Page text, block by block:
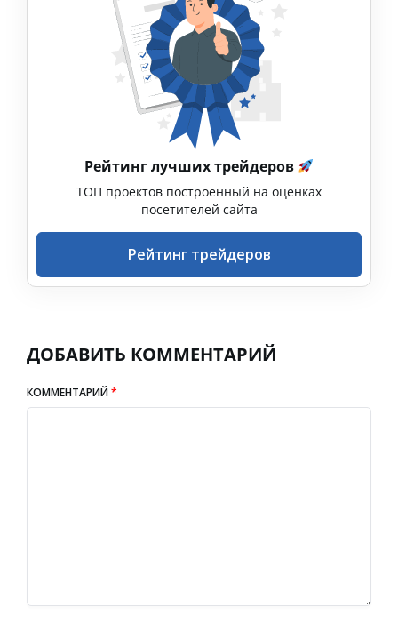
Рейтинг лучших трейдеров
ТОП проектов построенный на оценках
посетителей сайта
Рейтинг трейдеров
ДОБАВИТЬ КОММЕНТАРИЙ
КОММЕНТАРИЙ*